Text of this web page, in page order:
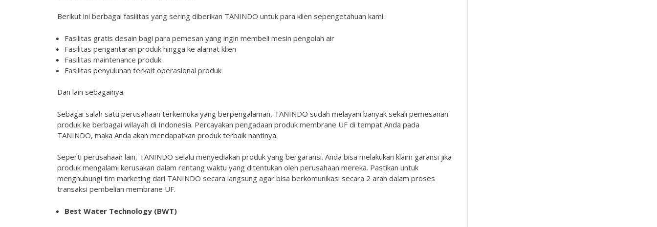
Berikut ini berbagai fasilitas yang sering diberikan TANINDO untuk para klien sepengetahuan kami :
Fasilitas gratis desain bagi para pemesan yang ingin membeli mesin pengolah air
Fasilitas pengantaran produk hingga ke alamat klien
Fasilitas maintenance produk
Fasilitas penyuluhan terkait operasional produk
Dan lain sebagainya.
Sebagai salah satu perusahaan terkemuka yang berpengalaman, TANINDO sudah melayani banyak sekali pemesanan
produk ke berbagai wilayah di Indonesia. Percayakan pengadaan produk membrane UF di tempat Anda pada
TANINDO, maka Anda akan mendapatkan produk terbaik nantinya.
Seperti perusahaan lain, TANINDO selalu menyediakan produk yang bergaransi. Anda bisa melakukan klaim garansi jika
produk mengalami kerusakan dalam rentang waktu yang ditentukan oleh perusahaan mereka. Pastikan untuk
menghubungi tim marketing dari TANINDO secara langsung agar bisa berkomunikasi secara 2 arah dalam proses
transaksi pembelian membrane UF.
Best Water Technology (BWT)